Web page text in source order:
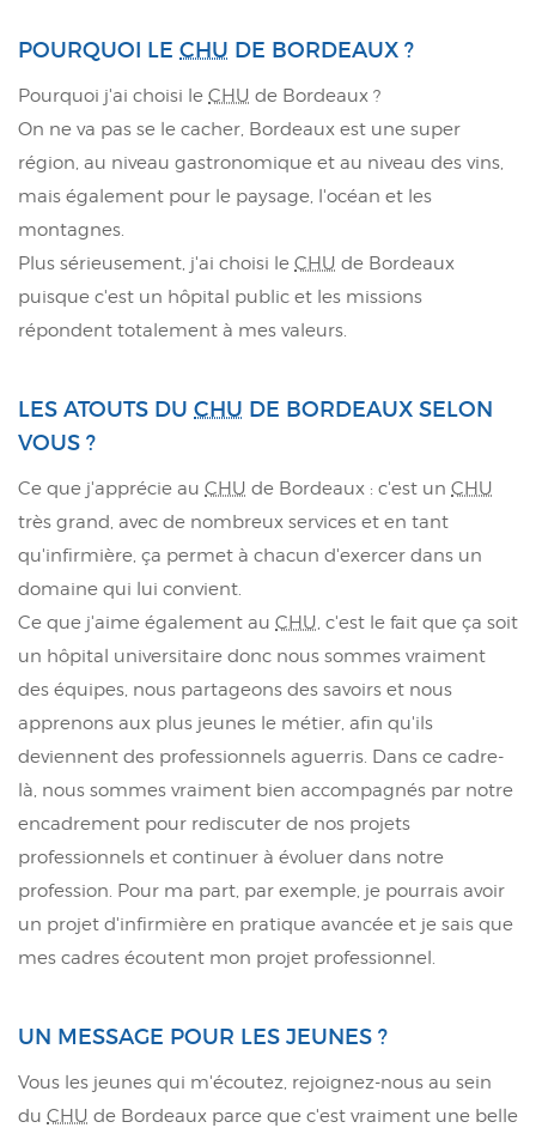
POURQUOI LE CHU DE BORDEAUX ?
Pourquoi j'ai choisi le CHU de Bordeaux ?
On ne va pas se le cacher, Bordeaux est une super
région, au niveau gastronomique et au niveau des vins,
mais également pour le paysage, l'océan et les
montagnes.
Plus sérieusement, j'ai choisi le CHU de Bordeaux
puisque c'est un hôpital public et les missions
répondent totalement à mes valeurs.
LES ATOUTS DU CHU DE BORDEAUX SELON
VOUS ?
Ce que j'apprécie au CHU de Bordeaux : c'est un CHU
très grand, avec de nombreux services et en tant
qu'infirmière, ça permet à chacun d'exercer dans un
domaine qui lui convient.
Ce que j'aime également au CHU, c'est le fait que ça soit
un hôpital universitaire donc nous sommes vraiment
des équipes, nous partageons des savoirs et nous
apprenons aux plus jeunes le métier, afin qu'ils
deviennent des professionnels aguerris. Dans ce cadre-
là, nous sommes vraiment bien accompagnés par notre
encadrement pour rediscuter de nos projets
professionnels et continuer à évoluer dans notre
profession. Pour ma part, par exemple, je pourrais avoir
un projet d'infirmière en pratique avancée et je sais que
mes cadres écoutent mon projet professionnel.
UN MESSAGE POUR LES JEUNES ?
Vous les jeunes qui m'écoutez, rejoignez-nous au sein
du CHU de Bordeaux parce que c'est vraiment une belle